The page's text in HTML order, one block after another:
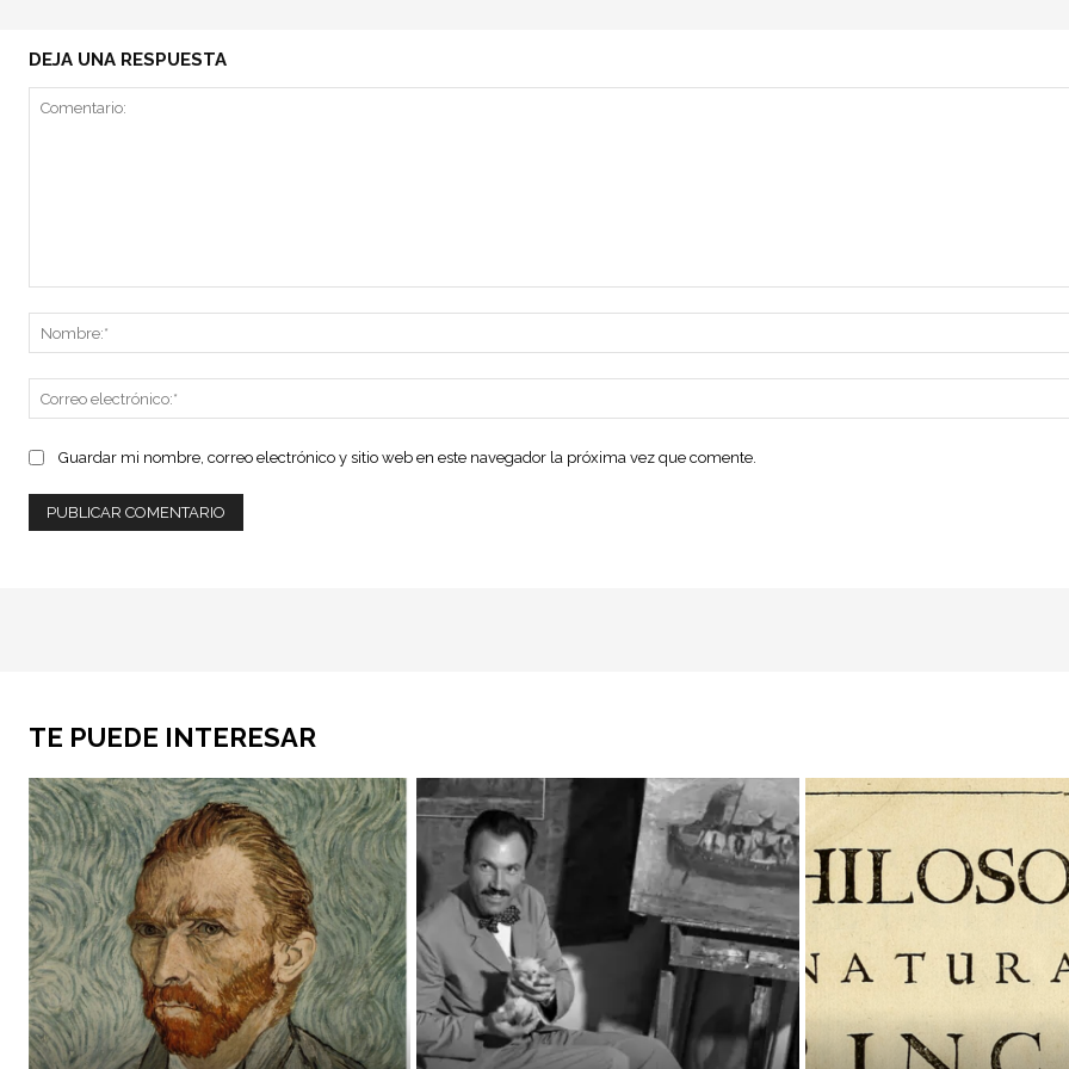
DEJA UNA RESPUESTA
Guardar mi nombre, correo electrónico y sitio web en este navegador la próxima vez que comente.
TE PUEDE INTERESAR